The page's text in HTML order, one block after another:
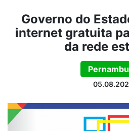
Governo do
internet gratuita
da rede